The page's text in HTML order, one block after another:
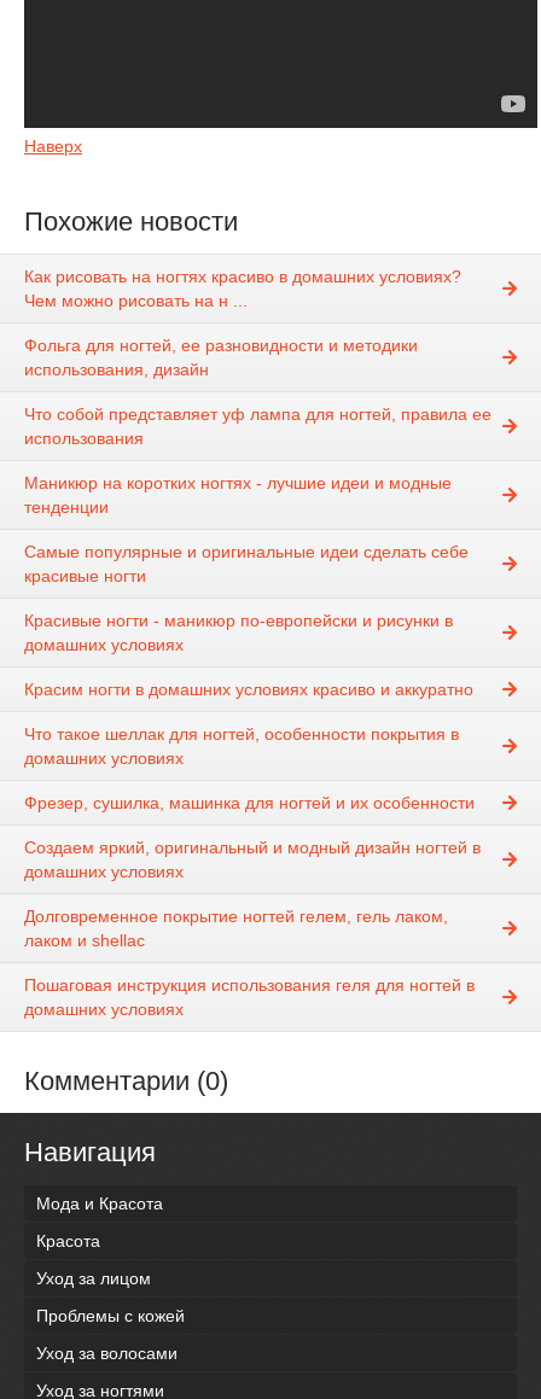
Наверх
Похожие новости
Как рисовать на ногтях красиво в домашних условиях?
Чем можно рисовать на н ...
Фольга для ногтей, ее разновидности и методики
использования, дизайн
Что собой представляет уф лампа для ногтей, правила ее
использования
Маникюр на коротких ногтях - лучшие идеи и модные
тенденции
Самые популярные и оригинальные идеи сделать себе
красивые ногти
Красивые ногти - маникюр по-европейски и рисунки в
домашних условиях
Красим ногти в домашних условиях красиво и аккуратно
Что такое шеллак для ногтей, особенности покрытия в
домашних условиях
Фрезер, сушилка, машинка для ногтей и их особенности
Создаем яркий, оригинальный и модный дизайн ногтей в
домашних условиях
Долговременное покрытие ногтей гелем, гель лаком,
лаком и shellac
Пошаговая инструкция использования геля для ногтей в
домашних условиях
Комментарии (0)
Навигация
Мода и Красота
Красота
Уход за лицом
Проблемы с кожей
Уход за волосами
Уход за ногтями